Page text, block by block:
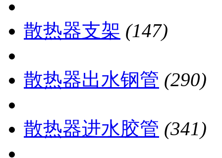
散热器支架 (147)
散热器出水钢管 (290)
散热器进水胶管 (341)